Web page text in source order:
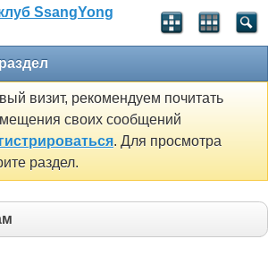
SsangYong
визит, рекомендуем почитать
своих сообщений
. Для просмотра
раздел.